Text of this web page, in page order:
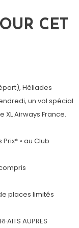
CET
Héliades
un vol spécial
Airways France.
» au Club
places limités
AUPRES